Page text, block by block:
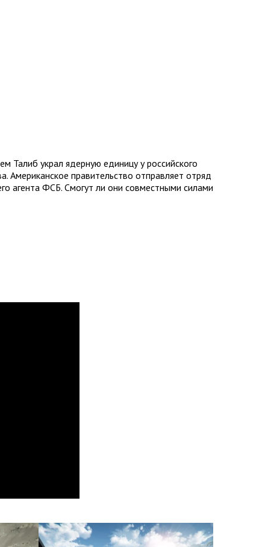
Талиб украл ядерную единицу у российского
Американское правительство отправляет отряд
агента ФСБ. Смогут ли они совместными силами